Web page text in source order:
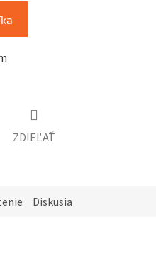
ZDIEĽAŤ
Diskusia